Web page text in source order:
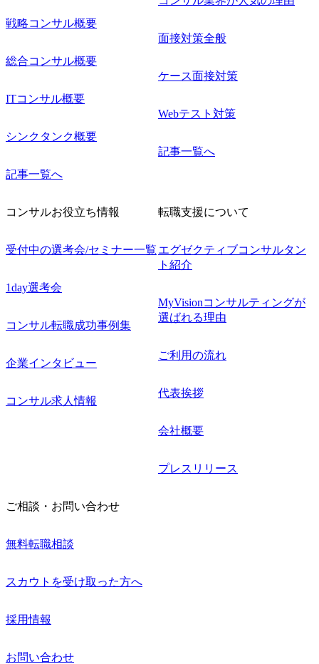
戦略コンサル概要
総合コンサル概要
ITコンサル概要
シンクタンク概要
記事一覧へ
面接対策全般
ケース面接対策
Webテスト対策
記事一覧へ
コンサルお役立ち情報
受付中の選考会/セミナー一覧
1day選考会
コンサル転職成功事例集
企業インタビュー
コンサル求人情報
転職支援について
エグゼクティブコンサルタン
ト紹介
MyVisionコンサルティングが
選ばれる理由
ご利用の流れ
代表挨拶
会社概要
プレスリリース
ご相談・お問い合わせ
無料転職相談
スカウトを受け取った方へ
採用情報
お問い合わせ